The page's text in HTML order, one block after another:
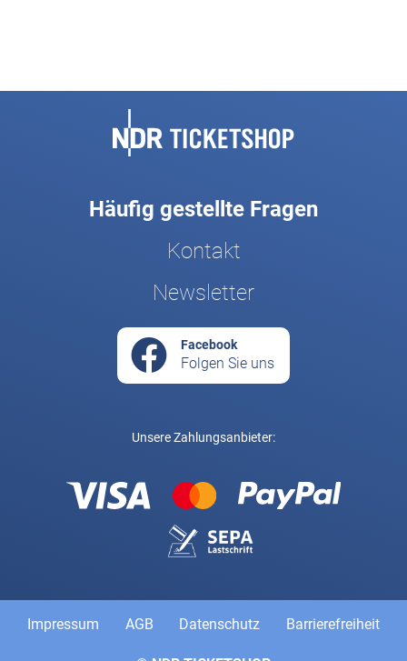
Häufig gestellte Fragen
Kontakt
Newsletter
Facebook
Folgen Sie uns
Unsere Zahlungsanbieter:
Rechtliche und weiterführende Links
Impressum AGB Datenschutz Barrierefreiheit